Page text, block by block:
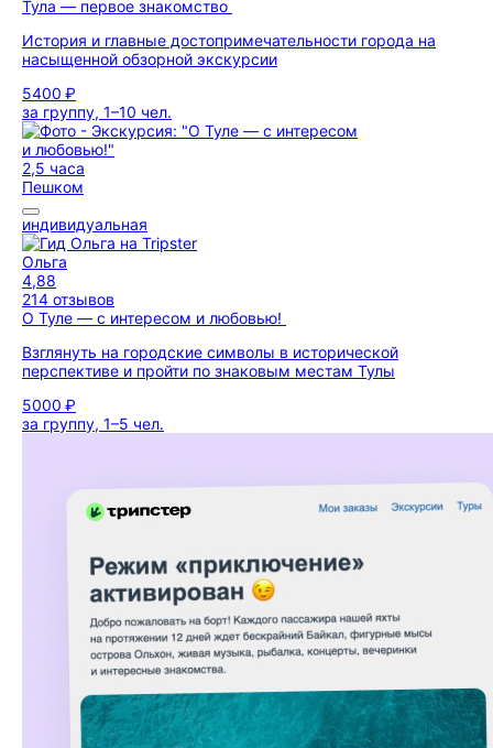
Тула — первое знакомство
История и главные достопримечательности города на
насыщенной обзорной экскурсии
5400 ₽
за группу, 1–10 чел.
2,5 часа
Пешком
индивидуальная
Ольга
4,88
214 отзывов
О Туле — с интересом и любовью!
Взглянуть на городские символы в исторической
перспективе и пройти по знаковым местам Тулы
5000 ₽
за группу, 1–5 чел.